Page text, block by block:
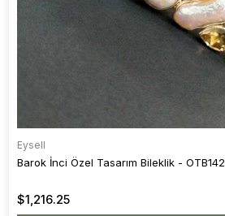
Eysell
Barok İnci Özel Tasarım Bileklik - OTB142
$1,216.25